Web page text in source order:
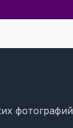
фотографий